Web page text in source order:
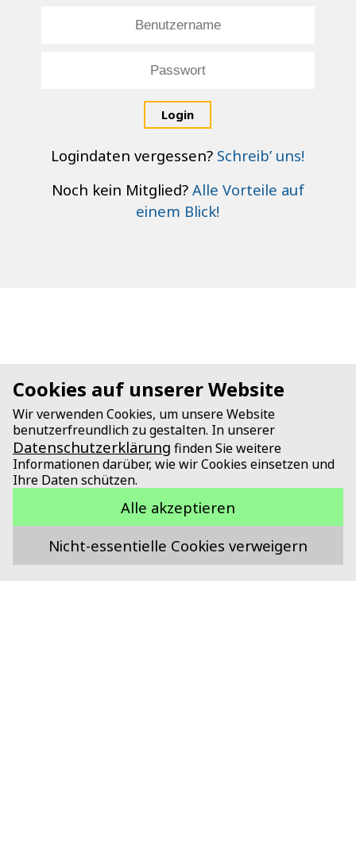
Login
Logindaten vergessen? Schreib’ uns!
Noch kein Mitglied? Alle Vorteile auf
einem Blick!
Cookies auf unserer Website
Wir verwenden Cookies, um unsere Website
benutzerfreundlich zu gestalten. In unserer
Datenschutzerklärung finden Sie weitere
Informationen darüber, wie wir Cookies einsetzen und
Ihre Daten schützen.
Alle akzeptieren
Nicht-essentielle Cookies verweigern